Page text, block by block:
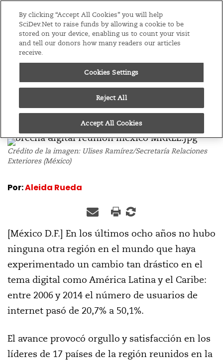
Menú
EdicionesAmérica Latina y el Caribe
SciDev.Net en acción
América Latina: más
internet pero más
desigual
Crédito de la imagen: Ulises Ramírez/Secretaría Relaciones
Exteriores (México)
Por:Aleida Rueda
[México D.F.] En los últimos ocho años no hubo
ninguna otra región en el mundo que haya
experimentado un cambio tan drástico en el
tema digital como América Latina y el Caribe:
entre 2006 y 2014 el número de usuarios de
internet pasó de 20,7% a 50,1%.
El avance provocó orgullo y satisfacción en los
líderes de 17 países de la región reunidos en la
By clicking “Accept All Cookies” you will help
SciDev.Net to raise funds by allowing a cookie to be
stored on your device, enabling us to count your visit
and tell our donors how many readers our articles
receive.
Cookies Settings
Reject All
Accept All Cookies